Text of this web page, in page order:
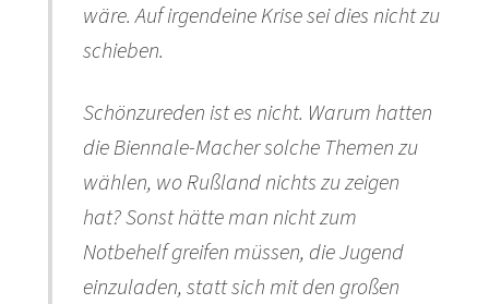
wäre. Auf irgendeine Krise sei dies nicht zu
schieben.
Schönzureden ist es nicht. Warum hatten
die Biennale-Macher solche Themen zu
wählen, wo Rußland nichts zu zeigen
hat? Sonst hätte man nicht zum
Notbehelf greifen müssen, die Jugend
einzuladen, statt sich mit den großen